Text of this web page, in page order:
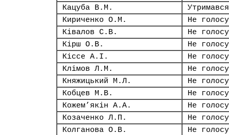
Кацуба В.М.
Утримався
Кириченко О.М.
Не
Ківалов С.В.
Не
Кірш О.В.
Не
Кіссе А.І.
Не
Клімов Л.М.
Не
Княжицький М.Л.
Не
Кобцев М.В.
Не
Кожем’якін А.А.
Не
Козаченко Л.П.
Не
Колганова О.В.
Не